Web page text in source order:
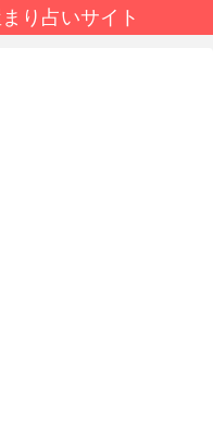
り占いサイト